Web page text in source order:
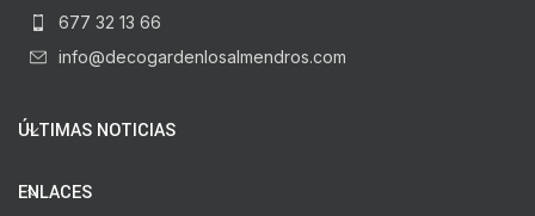
677 32 13 66
info@decogardenlosalmendros.com
ÚLTIMAS NOTICIAS
ENLACES